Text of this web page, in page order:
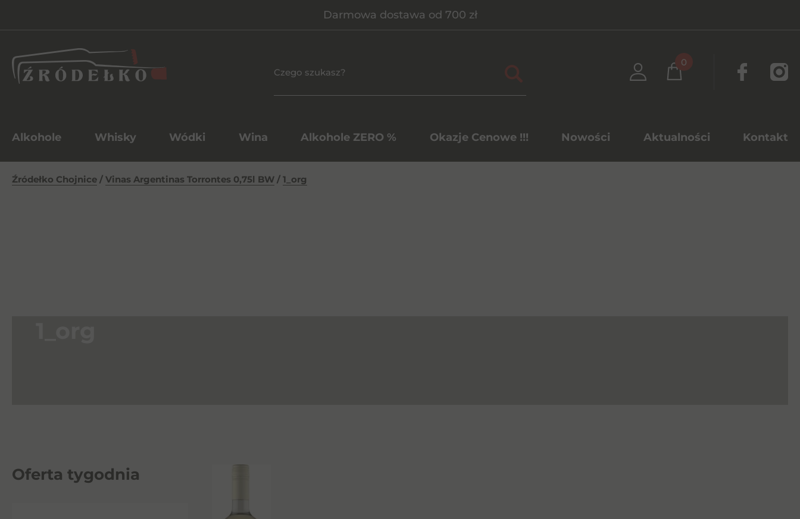
Darmowa dostawa od 700 zł
0
Alkohole Whisky Wódki Wina Alkohole ZERO % Okazje Cenowe !!! Nowości Aktualności Kontakt
Źródełko Chojnice / Vinas Argentinas Torrontes 0,75l BW / 1_org
Oferta tygodnia